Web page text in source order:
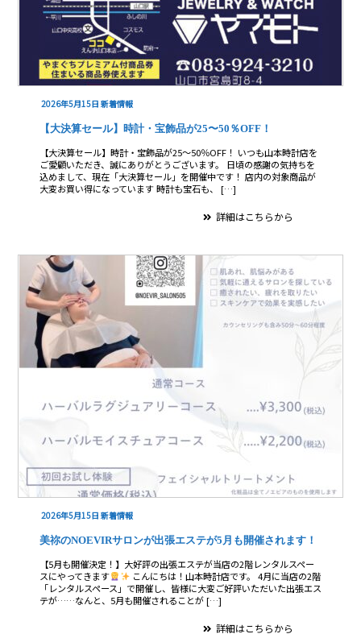
2026年5月15日 新着情報
【大決算セール】時計・宝飾品が25〜50％OFF！
【大決算セール】時計・宝飾品が25〜50％OFF！ いつも山本時計店を
ご愛顧いただき、誠にありがとうございます。 日頃の感謝の気持ちを
込めまして、現在「大決算セール」を開催中です！ 店内の対象商品が
大変お買い得になっています 時計も宝石も、 […]
詳細はこちらから
2026年5月15日 新着情報
美祢のNOEVIRサロンが出張エステが5月も開催されます！
【5月も開催決定！】大好評の出張エステが当店の2階レンタルスペー
スにやってきます
こんにちは！山本時計店です。 4月に当店の2階
「レンタルスペース」で開催し、皆様に大変ご好評いただいた出張エス
テが……なんと、5月も開催されることが […]
詳細はこちらから